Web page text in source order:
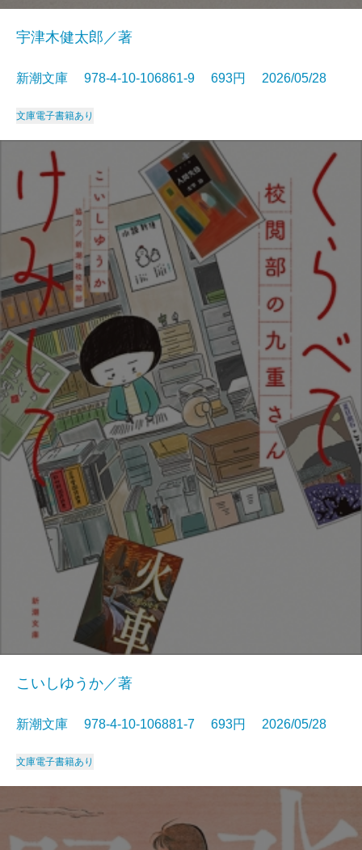
宇津木健太郎／著
新潮文庫 978-4-10-106861-9 693円 2026/05/28
文庫電子書籍あり
こいしゆうか／著
新潮文庫 978-4-10-106881-7 693円 2026/05/28
文庫電子書籍あり